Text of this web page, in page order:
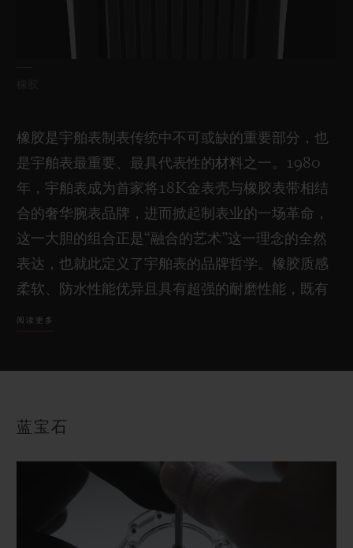
橡胶是宇舶表制表传统中不可或缺的重要部分，也
是宇舶表最重要、最具代表性的材料之一。1980
年，宇舶表成为首家将18K金表壳与橡胶表带相结
合的奢华腕表品牌，进而掀起制表业的一场革命，
这一大胆的组合正是“融合的艺术”这一理念的全然
表达，也就此定义了宇舶表的品牌哲学。橡胶质感
柔软、防水性能优异且具有超强的耐磨性能，既有
天然橡胶，也有人造橡胶。宇舶表以锐意创新的姿
各种别致的造型、颜色、结构和浮雕而成为广泛使
阅读更多
蓝宝石